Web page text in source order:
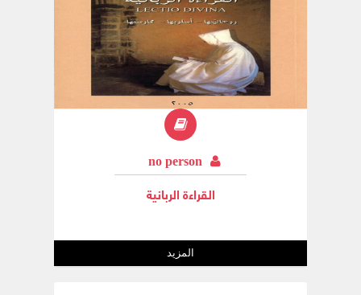
no person
القراءة الربانية
المزيد